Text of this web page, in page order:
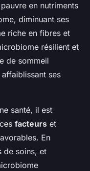
en nutriments
diminuant ses
riche en fibres et
résilient et
de sommeil
ses
santé, il est
facteurs et
En
de soins, et